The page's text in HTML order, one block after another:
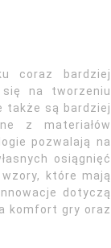
coraz bardziej
się na tworzeniu
także są bardziej
z materiałów
pozwalają na
osiągnięć
które mają
dotyczą
komfort gry oraz